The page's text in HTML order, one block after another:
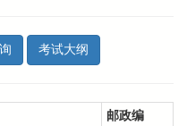
考试大纲
邮政编